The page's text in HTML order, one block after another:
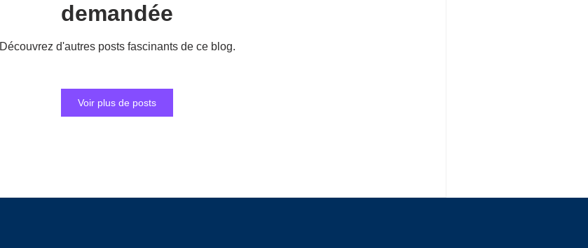
demandée
Découvrez d'autres posts fascinants de ce blog.
Voir plus de posts